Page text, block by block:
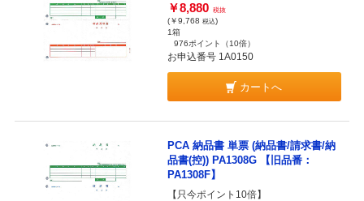
￥8,880 税抜
(￥9,768 税込)
1箱
976ポイント
（10倍）
お申込番号 1A0150
カートへ
PCA 納品書 単票 (納品書/請求書/納
品書(控)) PA1308G 【旧品番：
PA1308F】
【只今ポイント10倍】